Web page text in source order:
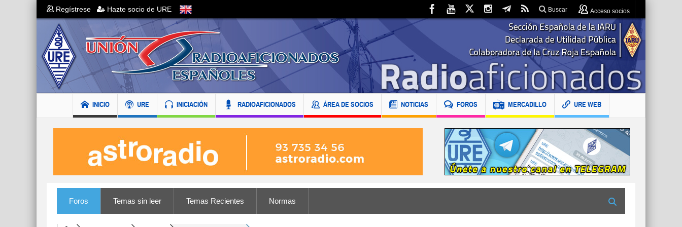
Regístrese Hazte socio de URE Buscar Acceso socios
INICIO URE INICIACIÓN RADIOAFICIONADOS ÁREA DE SOCIOS NOTICIAS FOROS MERCADILLO URE WEB
Foros Temas sin leer Temas Recientes Normas